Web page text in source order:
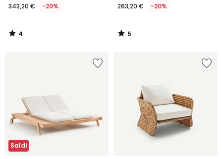
343,20 € -20%
4
/
263,20 € -20%
5
/
Saldi